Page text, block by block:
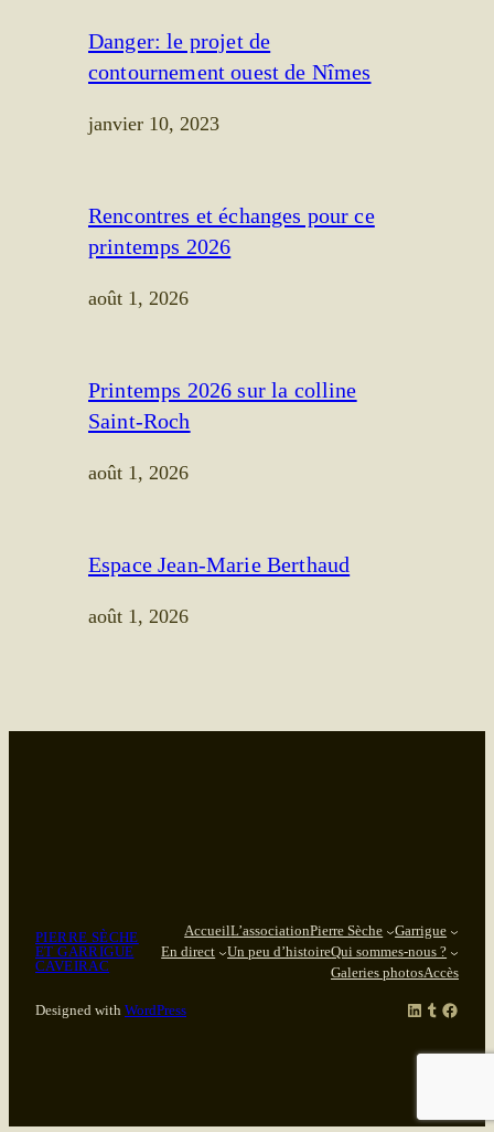
Danger: le projet de
contournement ouest de Nîmes
janvier 10, 2023
Rencontres et échanges pour ce
printemps 2026
août 1, 2026
Printemps 2026 sur la colline
Saint-Roch
août 1, 2026
Espace Jean-Marie Berthaud
août 1, 2026
PIERRE SÈCHE
ET GARRIGUE
CAVEIRAC
AccueilL’associationPierre Sèche
Garrigue
En direct
Un peu d’histoireQui sommes-nous ?
Galeries photosAccès
Designed with WordPress LinkedIn Facebook